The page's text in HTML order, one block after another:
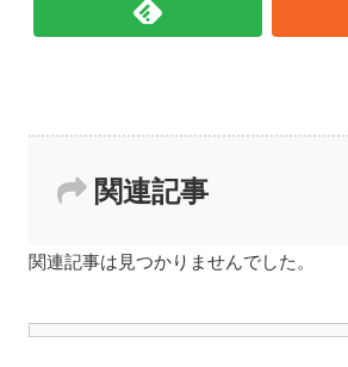
関連記事
関連記事は見つかりませんでした。